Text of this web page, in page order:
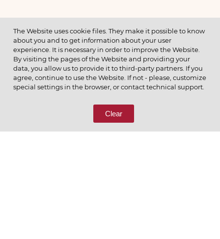
МЕНЮ
© 2026 ОАО
ПОЗВОНИТЕ НАМ
8 (800) 333-65-66
The Website uses cookie files. They make it possible to know
about you and to get information about your user
experience. It is necessary in order to improve the Website.
By visiting the pages of the Website and providing your
data, you allow us to provide it to third-party partners. If you
agree, continue to use the Website. If not - please, customize
special settings in the browser, or contact technical support.
Clear